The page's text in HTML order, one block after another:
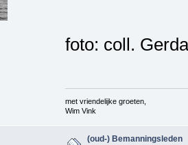
foto: coll.
met vriendelijke groeten,
Wim Vink
(oud-) Bemanningsleden